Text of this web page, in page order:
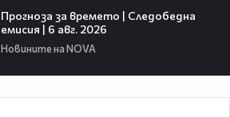
Прогноза за времето | Следобедна
емисия | 6 авг. 2026
Новините на NOVA